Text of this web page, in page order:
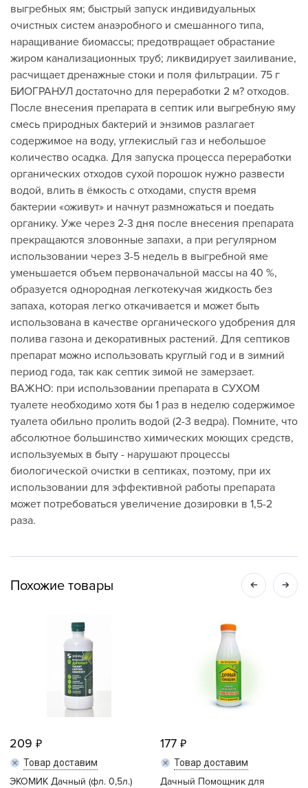
выгребных ям; быстрый запуск индивидуальных
очистных систем анаэробного и смешанного типа,
наращивание биомассы; предотвращает обрастание
жиром канализационных труб; ликвидирует заиливание,
расчищает дренажные стоки и поля фильтрации. 75 г
БИОГРАНУЛ достаточно для переработки 2 м? отходов.
После внесения препарата в септик или выгребную яму
смесь природных бактерий и энзимов разлагает
содержимое на воду, углекислый газ и небольшое
количество осадка. Для запуска процесса переработки
органических отходов сухой порошок нужно развести
водой, влить в ёмкость с отходами, спустя время
бактерии «оживут» и начнут размножаться и поедать
органику. Уже через 2-3 дня после внесения препарата
прекращаются зловонные запахи, а при регулярном
использовании через 3-5 недель в выгребной яме
уменьшается объем первоначальной массы на 40 %,
образуется однородная легкотекучая жидкость без
запаха, которая легко откачивается и может быть
использована в качестве органического удобрения для
полива газона и декоративных растений. Для септиков
препарат можно использовать круглый год и в зимний
период года, так как септик зимой не замерзает.
ВАЖНО: при использовании препарата в СУХОМ
туалете необходимо хотя бы 1 раз в неделю содержимое
туалета обильно пролить водой (2-3 ведра). Помните, что
абсолютное большинство химических моющих средств,
используемых в быту - нарушают процессы
биологической очистки в септиках, поэтому, при их
использовании для эффективной работы препарата
может потребоваться увеличение дозировки в 1,5-2
раза.
Похожие товары
209
Товар доставим
ЭКОМИК Дачный (фл. 0,5л.)
177
Товар доставим
Дачный Помощник для